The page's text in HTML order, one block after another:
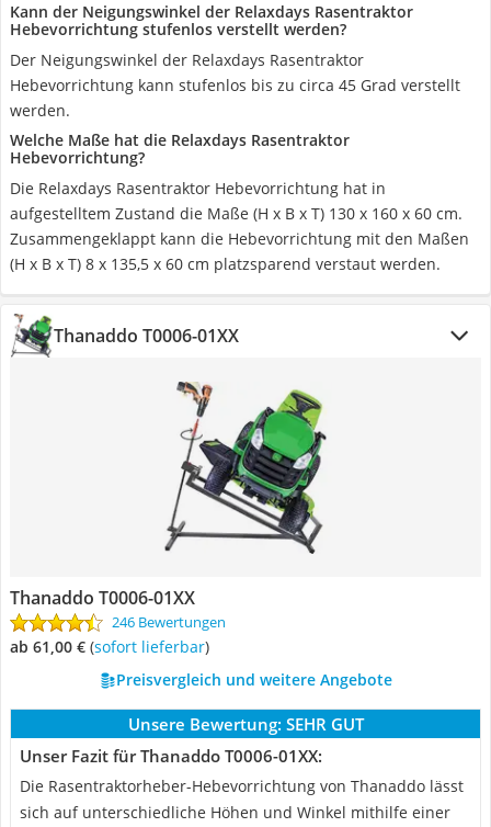
Kann der Neigungswinkel der Relaxdays Rasentraktor
Hebevorrichtung stufenlos verstellt werden?
Der Neigungswinkel der Relaxdays Rasentraktor
Hebevorrichtung kann stufenlos bis zu circa 45 Grad verstellt
werden.
Welche Maße hat die Relaxdays Rasentraktor
Hebevorrichtung?
Die Relaxdays Rasentraktor Hebevorrichtung hat in
aufgestelltem Zustand die Maße (H x B x T) 130 x 160 x 60 cm.
Zusammengeklappt kann die Hebevorrichtung mit den Maßen
(H x B x T) 8 x 135,5 x 60 cm platzsparend verstaut werden.
Thanaddo T0006-01XX
Thanaddo T0006-01XX
246 Bewertungen
ab 61,00 € ( Sofort lieferbar)
Preisvergleich und weitere Angebote
Unsere Bewertung: SEHR GUT
Unser Fazit für Thanaddo T0006-01XX:
Die Rasentraktorheber-Hebevorrichtung von Thanaddo lässt
sich auf unterschiedliche Höhen und Winkel mithilfe einer